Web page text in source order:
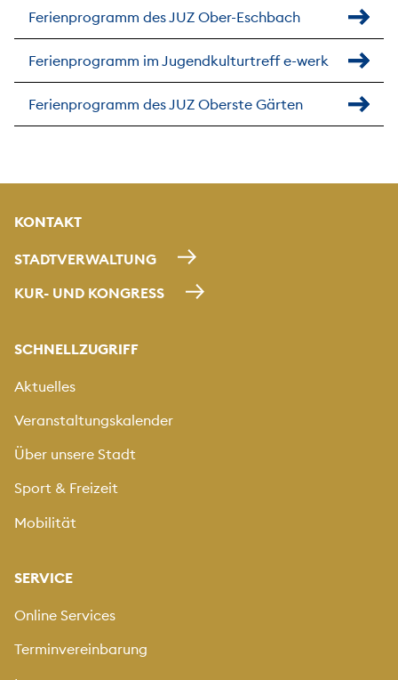
Ferienprogramm des JUZ Ober-Eschbach
Ferienprogramm im Jugendkulturtreff e-werk
Ferienprogramm des JUZ Oberste Gärten
KONTAKT
STADTVERWALTUNG
KUR- UND KONGRESS
SCHNELLZUGRIFF
Aktuelles
Veranstaltungskalender
Über unsere Stadt
Sport & Freizeit
Mobilität
SERVICE
Online Services
Terminvereinbarung